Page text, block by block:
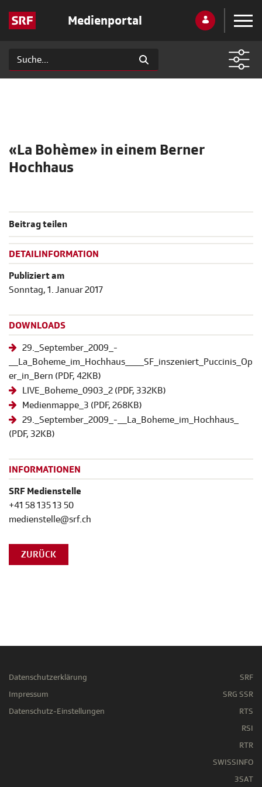
Medienportal
«La Bohème» in einem Berner
Hochhaus
Beitrag teilen
DETAILINFORMATION
Publiziert am
Sonntag, 1. Januar 2017
DOWNLOADS
29._September_2009_-
__La_Boheme_im_Hochhaus____SF_inszeniert_Puccinis_Op
er_in_Bern (PDF, 42KB)
LIVE_Boheme_0903_2 (PDF, 332KB)
Medienmappe_3 (PDF, 268KB)
29._September_2009_-__La_Boheme_im_Hochhaus_
(PDF, 32KB)
INFORMATIONEN
SRF Medienstelle
+41 58 135 13 50
medienstelle@srf.ch
ZURÜCK
Datenschutzerklärung
Impressum
Datenschutz-Einstellungen
SRF
SRG SSR
RTS
RSI
RTR
SWISSINFO
3SAT